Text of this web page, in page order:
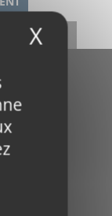
X